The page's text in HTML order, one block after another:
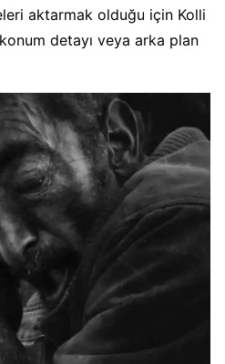
aktarmak olduğu için Kolli
detayı veya arka plan